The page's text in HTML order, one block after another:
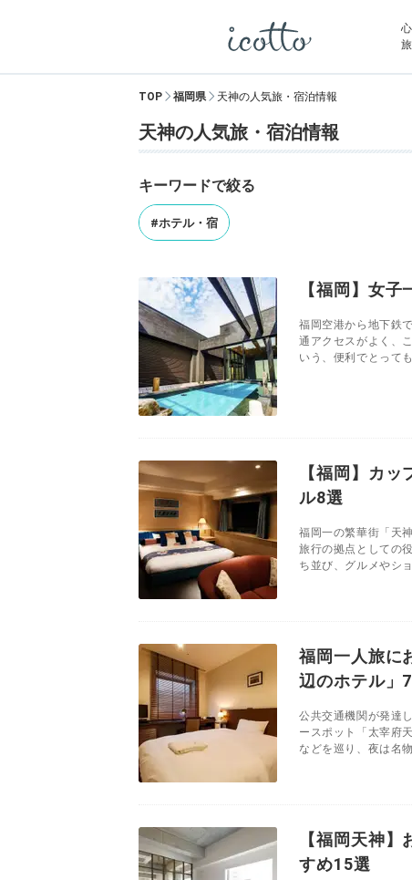
TOP 福岡県 天神の人気旅・宿泊情報
天神の人気旅・宿泊情報
キーワードで絞る
#ホテル・宿
【福岡】女
福岡空港から地下鉄
通アクセスがよく、
いう、便利でとって
【福岡】カ
ル8選
福岡一の繁華街「天
旅行の拠点としての
ち並び、グルメやシ
福岡一人旅に
辺のホテル」
公共交通機関が発達
ースポット「太宰府
などを巡り、夜は名
【福岡天神
すめ15選